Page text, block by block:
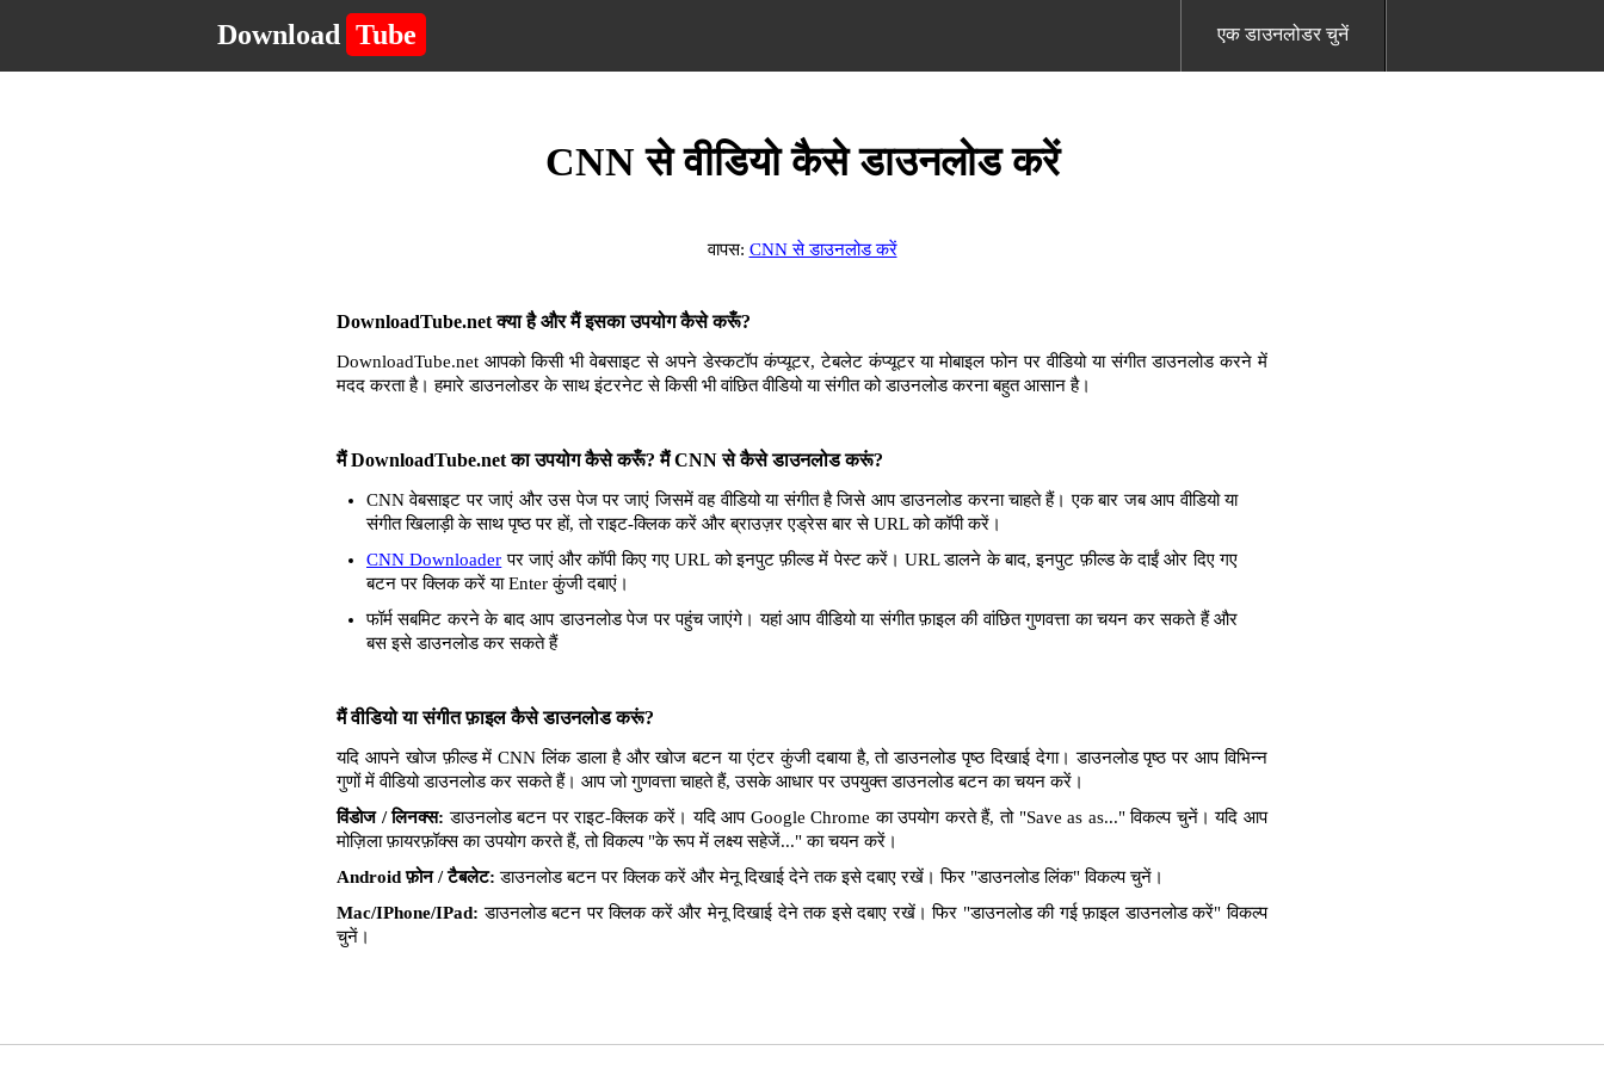
Download Tube एक डाउनलोडर चुनें
CNN से वीडियो कैसे डाउनलोड करें
वापस: CNN से डाउनलोड करें
DownloadTube.net क्या है और मैं इसका उपयोग कैसे करूँ?
DownloadTube.net आपको किसी भी वेबसाइट से अपने डेस्कटॉप कंप्यूटर, टेबलेट कंप्यूटर या मोबाइल फोन पर वीडियो या संगीत डाउनलोड करने में
मदद करता है। हमारे डाउनलोडर के साथ इंटरनेट से किसी भी वांछित वीडियो या संगीत को डाउनलोड करना बहुत आसान है।
मैं DownloadTube.net का उपयोग कैसे करूँ? मैं CNN से कैसे डाउनलोड करूं?
CNN वेबसाइट पर जाएं और उस पेज पर जाएं जिसमें वह वीडियो या संगीत है जिसे आप डाउनलोड करना चाहते हैं। एक बार जब आप वीडियो या
संगीत खिलाड़ी के साथ पृष्ठ पर हों, तो राइट-क्लिक करें और ब्राउज़र एड्रेस बार से URL को कॉपी करें।
CNN Downloader पर जाएं और कॉपी किए गए URL को इनपुट फ़ील्ड में पेस्ट करें। URL डालने के बाद, इनपुट फ़ील्ड के दाईं ओर दिए गए
बटन पर क्लिक करें या Enter कुंजी दबाएं।
फॉर्म सबमिट करने के बाद आप डाउनलोड पेज पर पहुंच जाएंगे। यहां आप वीडियो या संगीत फ़ाइल की वांछित गुणवत्ता का चयन कर सकते हैं और
बस इसे डाउनलोड कर सकते हैं
मैं वीडियो या संगीत फ़ाइल कैसे डाउनलोड करूं?
यदि आपने खोज फ़ील्ड में CNN लिंक डाला है और खोज बटन या एंटर कुंजी दबाया है, तो डाउनलोड पृष्ठ दिखाई देगा। डाउनलोड पृष्ठ पर आप विभिन्न
गुणों में वीडियो डाउनलोड कर सकते हैं। आप जो गुणवत्ता चाहते हैं, उसके आधार पर उपयुक्त डाउनलोड बटन का चयन करें।
विंडोज / लिनक्स: डाउनलोड बटन पर राइट-क्लिक करें। यदि आप Google Chrome का उपयोग करते हैं, तो "Save as as..." विकल्प चुनें। यदि आप
मोज़िला फ़ायरफ़ॉक्स का उपयोग करते हैं, तो विकल्प "के रूप में लक्ष्य सहेजें..." का चयन करें।
Android फ़ोन / टैबलेट: डाउनलोड बटन पर क्लिक करें और मेनू दिखाई देने तक इसे दबाए रखें। फिर "डाउनलोड लिंक" विकल्प चुनें।
Mac/IPhone/IPad: डाउनलोड बटन पर क्लिक करें और मेनू दिखाई देने तक इसे दबाए रखें। फिर "डाउनलोड की गई फ़ाइल डाउनलोड करें" विकल्प
चुनें।